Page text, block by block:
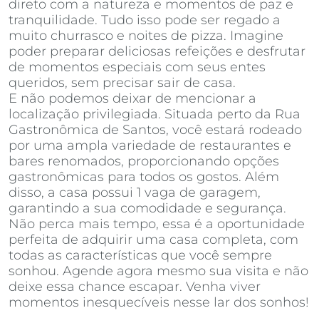
direto com a natureza e momentos de paz e
tranquilidade. Tudo isso pode ser regado a
muito churrasco e noites de pizza. Imagine
poder preparar deliciosas refeições e desfrutar
de momentos especiais com seus entes
queridos, sem precisar sair de casa.
E não podemos deixar de mencionar a
localização privilegiada. Situada perto da Rua
Gastronômica de Santos, você estará rodeado
por uma ampla variedade de restaurantes e
bares renomados, proporcionando opções
gastronômicas para todos os gostos. Além
disso, a casa possui 1 vaga de garagem,
garantindo a sua comodidade e segurança.
Não perca mais tempo, essa é a oportunidade
perfeita de adquirir uma casa completa, com
todas as características que você sempre
sonhou. Agende agora mesmo sua visita e não
deixe essa chance escapar. Venha viver
momentos inesquecíveis nesse lar dos sonhos!